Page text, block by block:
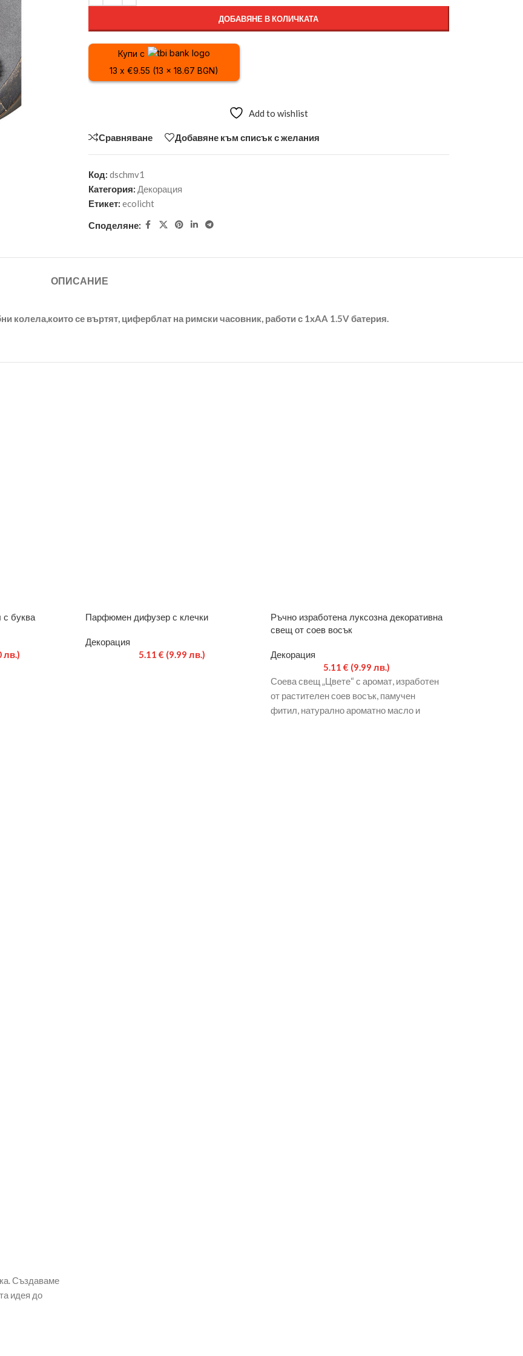
ДОБАВЯНЕ В КОЛИЧКАТА
Купи с
13 x €9.55 (13 x 18.67 BGN)
Add to wishlist
Сравняване Добавяне към списък с желания
Код: dschmv1
Категория: Декорация
Етикет: ecolicht
Споделяне:
ОПИСАНИЕ
колела,които се въртят, циферблат на римски часовник, работи с 1xAA 1.5V батерия.
буква
лв.)
Парфюмен дифузер с клечки
Декорация
5.11 € (9.99 лв.)
Ръчно изработена луксозна декоративна
свещ от соев восък
Декорация
5.11€ (9.99 лв.)
Соева свещ „Цвете“ с аромат, изработен
от растителен соев восък, памучен
фитил, натурално ароматно масло и
Създаваме
идея до